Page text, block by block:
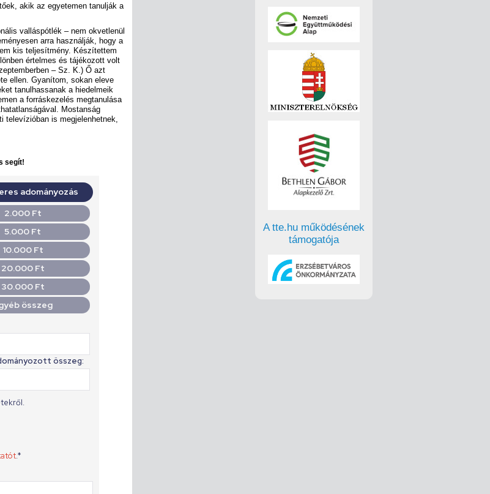
akik az egyetemen tanulják a
valláspótlék – nem okvetlenül
arra használják, hogy a
kis teljesítmény. Készítettem
értelmes és tájékozott volt
– Sz. K.) Ő azt
ellen. Gyanítom, sokan eleve
tanulhassanak a hiedelmeik
a forráskezelés megtanulása
Mostanság
televízióban is megjelenhetnek,
segít!
A tte.hu működésének
támogatója